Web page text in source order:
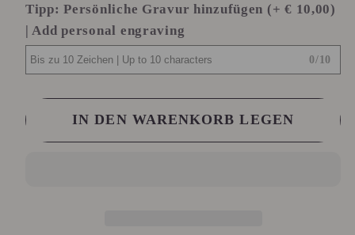
Menge
für
Powerband
Elegance
Azulblanka
Menge
für
Powerband
Elegance
Azulblanka
Tipp: Persönliche Gravur hinzufügen (+ € 10,00)
| Add personal engraving
0/10
IN DEN WARENKORB LEGEN